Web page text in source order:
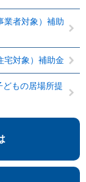
業者対象）補助
宅対象）補助金
もの居場所提